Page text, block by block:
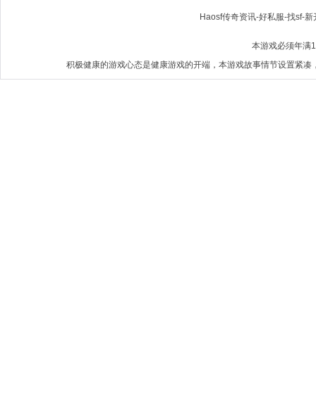
Haosf传奇资讯-好私服-找sf-
本游戏必须年满
积极健康的游戏心态是健康游戏的开端，本游戏故事情节设置紧